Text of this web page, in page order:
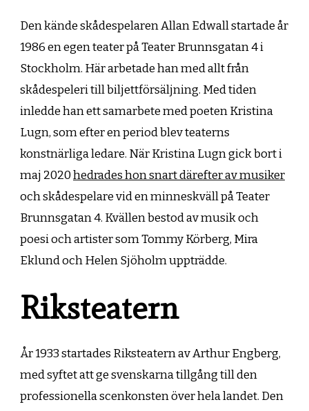
Den kände skådespelaren Allan Edwall startade år
1986 en egen teater på Teater Brunnsgatan 4 i
Stockholm. Här arbetade han med allt från
skådespeleri till biljettförsäljning. Med tiden
inledde han ett samarbete med poeten Kristina
Lugn, som efter en period blev teaterns
konstnärliga ledare. När Kristina Lugn gick bort i
maj 2020hedrades hon snart därefter av musiker
och skådespelare vid en minneskväll på Teater
Brunnsgatan 4. Kvällen bestod av musik och
poesi och artister som Tommy Körberg, Mira
Eklund och Helen Sjöholm uppträdde.
Riksteatern
År 1933 startades Riksteatern av Arthur Engberg,
med syftet att ge svenskarna tillgång till den
professionella scenkonsten över hela landet. Den